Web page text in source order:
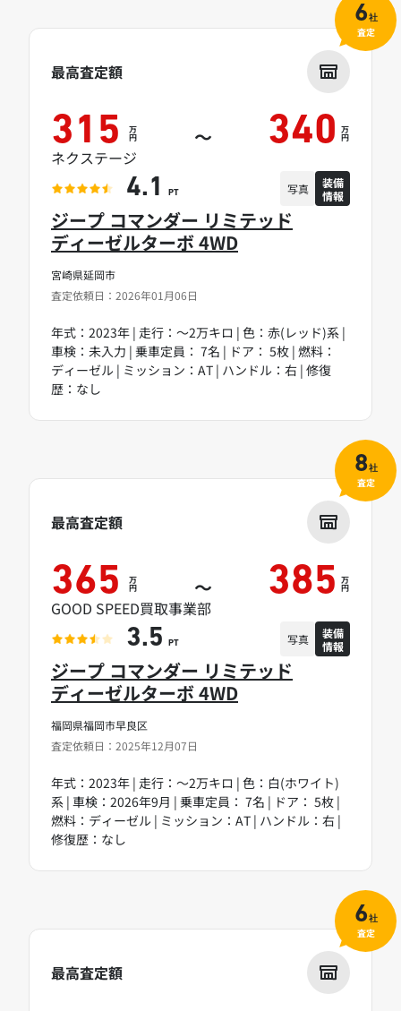
宮崎県延岡市
査定依頼日：2026年01月06日
ジープ コマンダー リミテッド
ディーゼルターボ 4WD
年式：2023年 | 走行：～2万キロ | 色：赤(レッド)系 |
車検：未入力 | 乗車定員： 7名 | ドア： 5枚 | 燃料：
ディーゼル | ミッション：AT | ハンドル：右 | 修復
歴：なし
最高査定額
315 万
円 ～ 340 万
円
ネクステージ
4.1 PT 写真
装備
情報
6社
査定
福岡県福岡市早良区
査定依頼日：2025年12月07日
ジープ コマンダー リミテッド
ディーゼルターボ 4WD
年式：2023年 | 走行：～2万キロ | 色：白(ホワイト)
系 | 車検：2026年9月 | 乗車定員： 7名 | ドア： 5枚 |
燃料：ディーゼル | ミッション：AT | ハンドル：右 |
修復歴：なし
最高査定額
365 万
円 ～ 385 万
円
GOOD SPEED買取事業部
3.5 PT 写真
装備
情報
8社
査定
最高査定額
6社
査定